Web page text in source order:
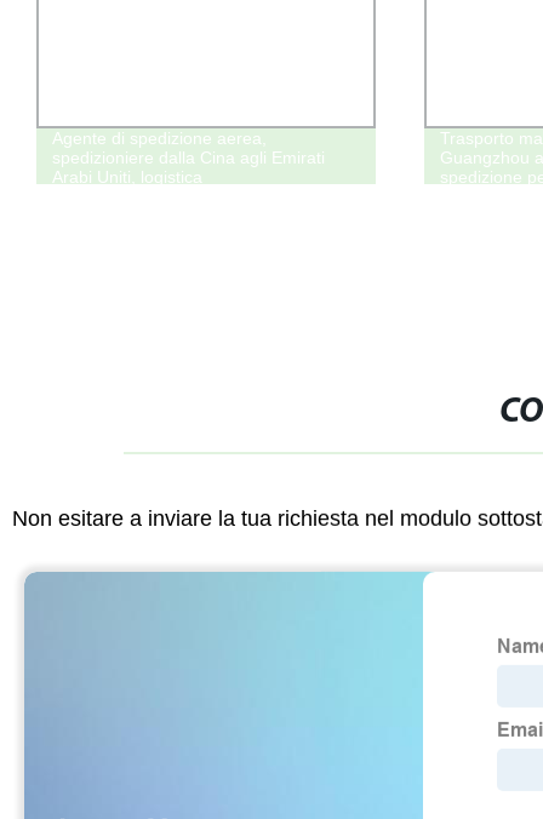
Agente di spedizione aerea,
spedizioniere dalla Cina agli Emirati
Arabi Uniti, logistica
Trasporto
Guangzhou
spedizione
Non esitare a inviare la tua richiesta nel modulo